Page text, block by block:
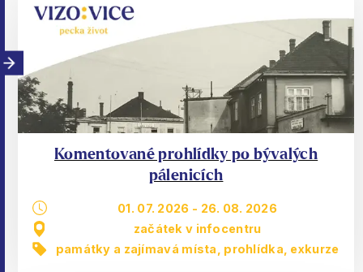
Komentované prohlídky po bývalých
pálenicích
01. 07. 2026 - 26. 08. 2026
začátek v infocentru
památky a zajímavá místa
prohlídka, exkurze